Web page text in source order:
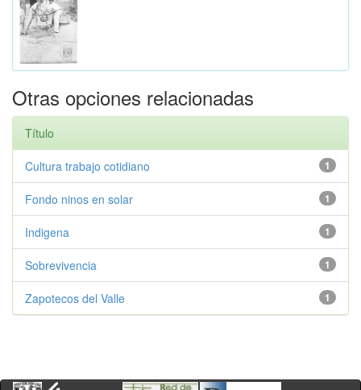
Otras opciones relacionadas
Título
1
Cultura trabajo cotidiano
1
Fondo ninos en solar
1
Indigena
1
Sobrevivencia
1
Zapotecos del Valle